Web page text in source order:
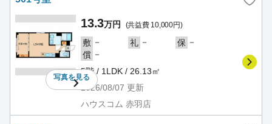
写真を見る
13.3万円 (共益費 10,000円)
敷 － 礼 － 保 －
償 －
5階 / 1LDK / 26.13㎡
2026/08/07 更新
ハウスコム 赤羽店